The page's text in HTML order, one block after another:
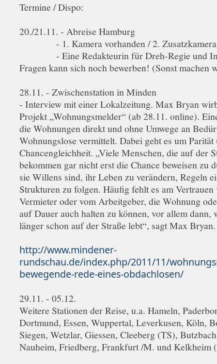
Termine / Dispo:
20./21.11. - Abreise Hamburg
- 1. Kamera vorhanden / 2. Zusatzkamera
- Eine Redakteurin für Dreh-Regie und
Fragen kann sich noch bewerben! (Sonst machen
28.11. - Zwischenstation in Minden
- Interview mit einer Lokalzeitung. Max Bryan
Projekt „Wohnungsmelder“ (ab 28.11. online).
die Wohnungen direkt und ohne Umwege an
Wohnungslose vermittelt. Dabei geht es um Parität
Chancengleichheit. „Viele Menschen, die auf der
bekommen gar nicht erst die Chance beweisen zu
sie Willens sind, ihr Leben zu verändern, Regeln
Strukturen zu folgen. Häufig fehlt es am Vertrauen
Vermieter oder vom Arbeitgeber, die Wohnung
auf Dauer auch halten zu können, vor allem dann,
länger schon auf der Straße lebt“, sagt Max Bryan.
http://www.mindener-
rundschau.de/index.php/2011/11/
bewegende-rede-eines-obdachlosen/
29.11. - 05.12.
Weitere Stationen der Reise, u.a. Hameln,
Dortmund, Essen, Wuppertal, Leverkusen, Köln,
Siegen, Wetzlar, Giessen, Cleeberg (TS),
Nauheim, Friedberg, Frankfurt /M. und Kelkheim